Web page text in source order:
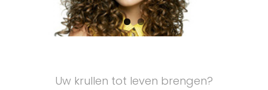
Uw krullen tot leven brengen?